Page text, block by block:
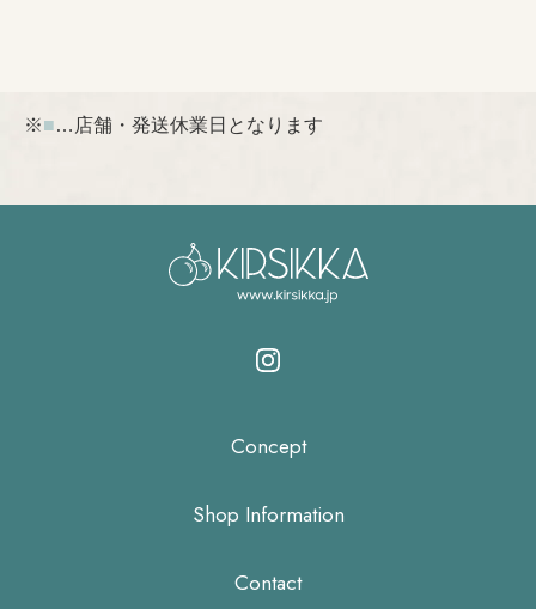
※■…店舗・発送休業日となります
Concept
Shop Information
Contact